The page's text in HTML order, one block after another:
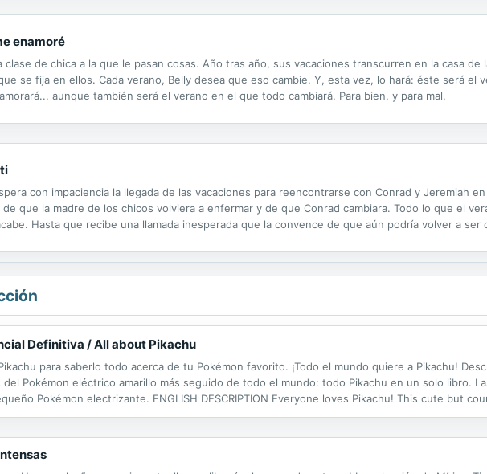
enamoré
clase de chica a la que le pasan cosas. Año tras año, sus vacaciones transcurren en la casa
se fija en ellos. Cada verano, Belly desea que eso cambie. Y, esta vez, lo hará: éste será el
aunque también será el verano en el que todo cambiará. Para bien, y para mal.
con impaciencia la llegada de las vacaciones para reencontrarse con Conrad y Jeremiah
que la madre de los chicos volviera a enfermar y de que Conrad cambiara. Todo lo que el
Hasta que recibe una llamada inesperada que la convence de que aún podría volver a
Definitiva / All about Pikachu
para saberlo todo acerca de tu Pokémon favorito. ¡Todo el mundo quiere a Pikachu!
Pokémon eléctrico amarillo más seguido de todo el mundo: todo Pikachu en un solo libro.
Pokémon electrizante. ENGLISH DESCRIPTION Everyone loves Pikachu! This cute but
kids can discover the complete story of this little Electric-type's adventures. Readers will